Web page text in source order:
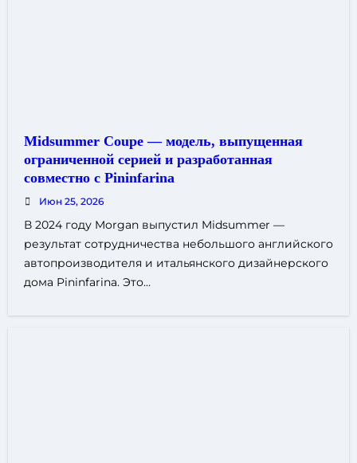
Midsummer Coupe — модель, выпущенная
ограниченной серией и разработанная
совместно с Pininfarina
Июн 25, 2026
В 2024 году Morgan выпустил Midsummer —
результат сотрудничества небольшого английского
автопроизводителя и итальянского дизайнерского
дома Pininfarina. Это…